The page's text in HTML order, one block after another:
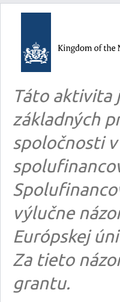
Táto aktivita
základných
spoločnosti
výlučne
Európskej
Za tieto
grantu.